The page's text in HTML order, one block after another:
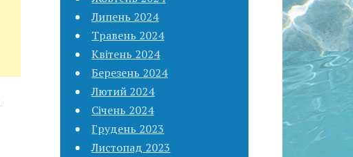
Липень 2024
Травень 2024
Квітень 2024
Березень 2024
Лютий 2024
Січень 2024
Грудень 2023
Листопад 2023